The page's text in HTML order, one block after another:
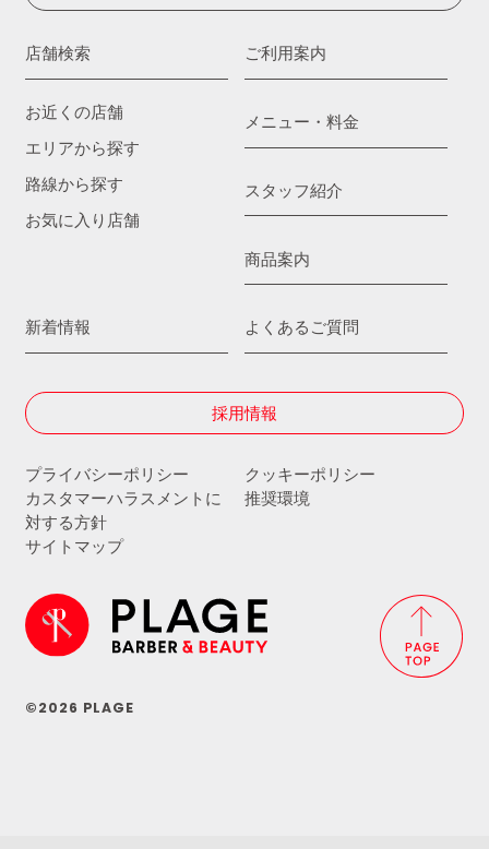
店舗検索
お近くの店舗
エリアから探す
路線から探す
お気に入り店舗
ご利用案内
メニュー・料金
スタッフ紹介
商品案内
新着情報 よくあるご質問
採用情報
プライバシーポリシー
クッキーポリシー
カスタマーハラスメントに
対する方針
推奨環境
サイトマップ
©2026 PLAGE